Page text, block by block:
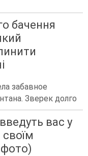
бачення
забавное
Зверек долго
вас у